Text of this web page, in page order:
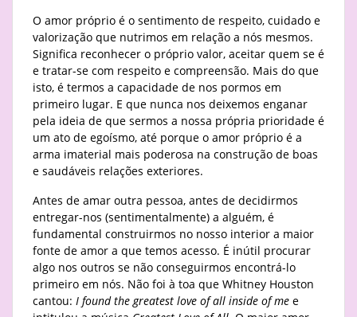
O amor próprio é o sentimento de respeito, cuidado e
valorização que nutrimos em relação a nós mesmos.
Significa reconhecer o próprio valor, aceitar quem se é
e tratar-se com respeito e compreensão. Mais do que
isto, é termos a capacidade de nos pormos em
primeiro lugar. E que nunca nos deixemos enganar
pela ideia de que sermos a nossa própria prioridade é
um ato de egoísmo, até porque o amor próprio é a
arma imaterial mais poderosa na construção de boas
e saudáveis relações exteriores.
Antes de amar outra pessoa, antes de decidirmos
entregar-nos (sentimentalmente) a alguém, é
fundamental construirmos no nosso interior a maior
fonte de amor a que temos acesso. É inútil procurar
algo nos outros se não conseguirmos encontrá-lo
primeiro em nós. Não foi à toa que Whitney Houston
cantou: I found the greatest love of all inside of me e